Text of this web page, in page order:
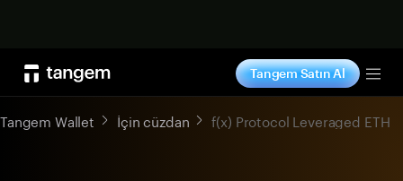
Tangem Satın Al
Tangem Wallet İçin cüzdan f(x) Protocol Leveraged ETH